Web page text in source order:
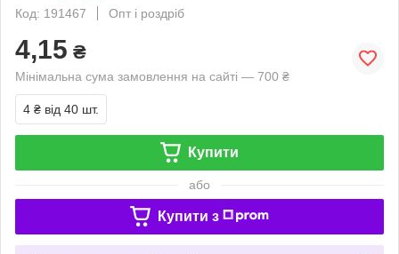
Код: 191467
Опт і роздріб
4,15 ₴
Мінімальна сума замовлення на сайті — 700 ₴
4 ₴ від 40 шт.
Купити
або
Купити з